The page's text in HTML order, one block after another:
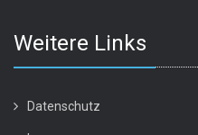
Weitere Links
Datenschutz